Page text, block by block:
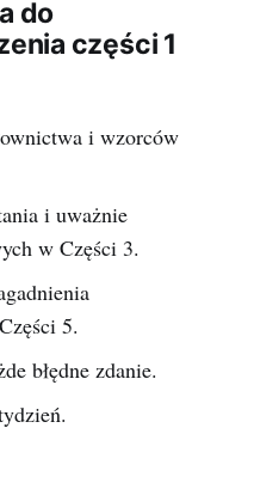
do
części 1
i wzorców
i uważnie
w Części 3.
5.
błędne zdanie.